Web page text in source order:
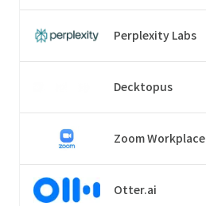
Perplexity Labs
Decktopus
Zoom Workplace
Otter.ai